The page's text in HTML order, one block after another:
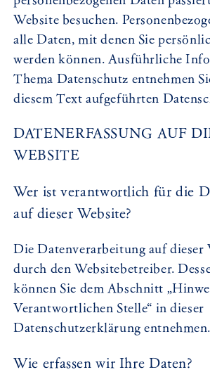
Website besuchen.
alle Daten, mit denen Sie
werden können. Ausführliche
Thema Datenschutz entnehmen
diesem Text aufgeführten
DATENERFASSUNG AUF
WEBSITE
Wer ist verantwortlich für die
auf dieser Website?
Die Datenverarbeitung auf dieser
durch den Websitebetreiber.
können Sie dem Abschnitt
Verantwortlichen Stelle“ in dieser
Datenschutzerklärung entnehmen.
Wie erfassen wir Ihre Daten?